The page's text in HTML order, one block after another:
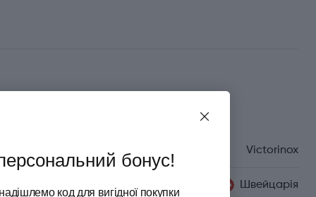
Victorinox
Швейцарія
бонус!
код для вигідної покупки